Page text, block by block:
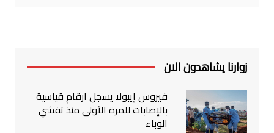
زوارنا يشاهدون الان
فيروس إيبولا يسجل ارقام قياسية
بالإصابات للمرة الأولى منذ تفشي
الوباء